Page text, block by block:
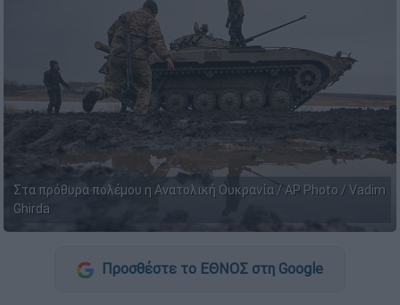
Στα πρόθυρα πολέμου η Ανατολική Ουκρανία / AP Photo / Vadim
Ghirda
Προσθέστε το ΕΘΝΟΣ στη Google